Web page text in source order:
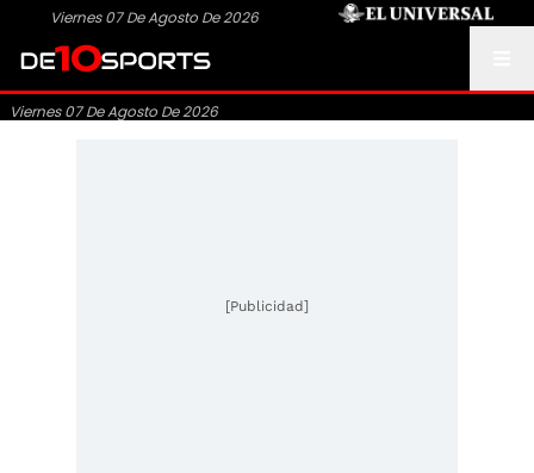
Viernes 07 De Agosto De 2026
Viernes 07 De Agosto De 2026
[Publicidad]